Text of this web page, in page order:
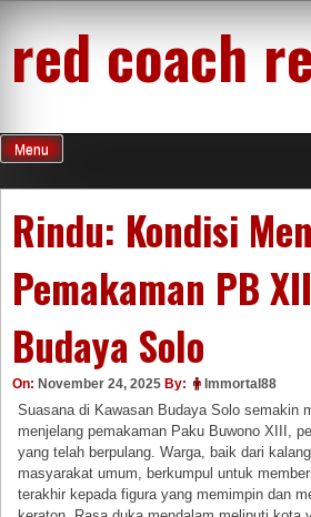
content
red coach
Menu
Rindu: Kondisi
Pemakaman PB
Budaya Solo
On: November 24, 2025 By: Immortal88
Suasana di Kawasan Budaya Solo semakin
menjelang pemakaman Paku Buwono XIII,
yang telah berpulang. Warga, baik dari
masyarakat umum, berkumpul untuk
terakhir kepada figura yang memimpin dan